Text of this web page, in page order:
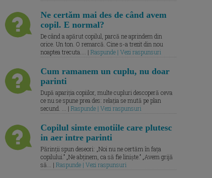
Ne certăm mai des de când avem
copil. E normal?
De când a apărut copilul, parcă ne aprindem din
orice. Un ton. O remarcă. Cine s-a trezit din nou
noaptea trecuta.... | Raspunde | Vezi raspunsuri
Cum ramanem un cuplu, nu doar
parinti
După apariția copiilor, multe cupluri descoperă ceva
ce nu se spune prea des: relația se mută pe plan
secund. ... | Raspunde | Vezi raspunsuri
Copilul simte emotiile care plutesc
in aer intre parinti
Părinții spun deseori: „Noi nu ne certăm în fața
copilului.” „Ne abținem, ca să fie liniște.” „Avem grijă
să... | Raspunde | Vezi raspunsuri